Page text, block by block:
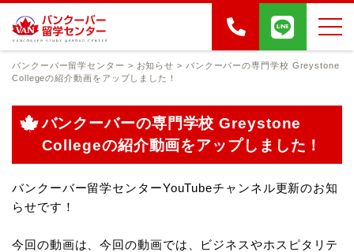
バンクーバー留学センター > お知らせ > バンクーバーの専門学校 Greystone
Collegeの紹介動画をアップしました！
バンクーバーの専門学校 Greystone
Collegeの紹介動画をアップしました！
バンクーバー留学センターYouTubeチャンネル更新のお知
らせです！
今回の動画は、今回の動画では、ビジネスやホスピタリテ